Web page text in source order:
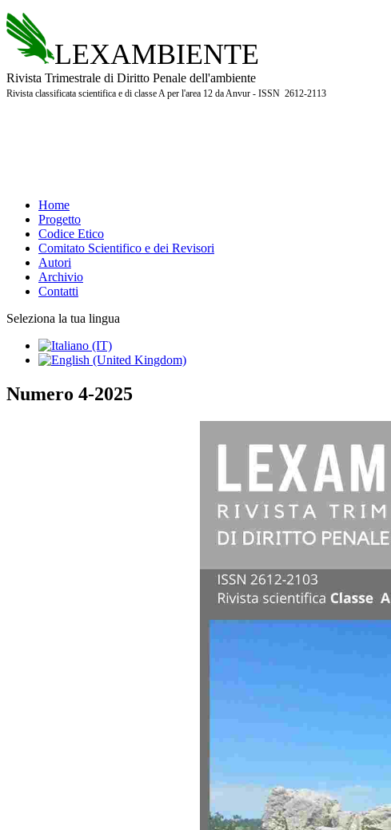
LEXAMBIENTE
Rivista Trimestrale di Diritto Penale dell'ambiente
Rivista classificata scientifica e di classe A per l'area 12 da Anvur - ISSN 2612-2113
Home
Progetto
Codice Etico
Comitato Scientifico e dei Revisori
Autori
Archivio
Contatti
Seleziona la tua lingua
Numero 4-2025